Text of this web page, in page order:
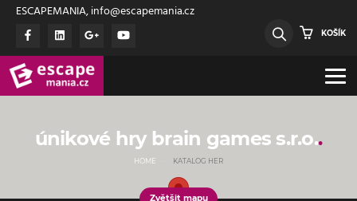
ESCAPEMANIA, info@escapemania.cz
KOŠÍK
Zvětšit mapu
únikové hry brain games s.r.o.
HOME KATALOG HER